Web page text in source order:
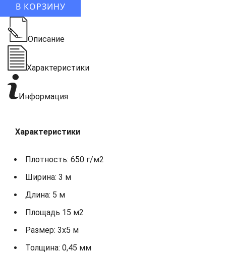
В КОРЗИНУ
Описание
Характеристики
Информация
Характеристики
Плотность: 650 г/м2
Ширина: 3 м
Длина: 5 м
Площадь 15 м2
Размер: 3х5 м
Толщина: 0,45 мм